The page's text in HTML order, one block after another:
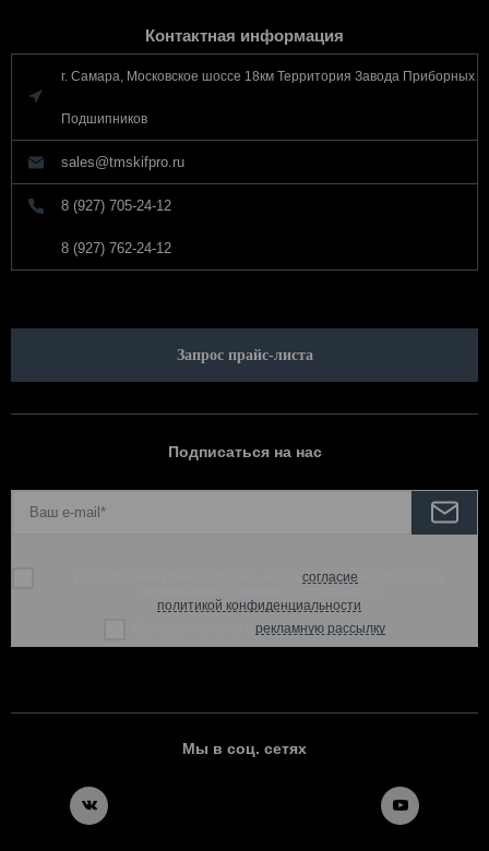
Контактная информация
г. Самара, Московское шоссе 18км Территория Завода Приборных
Подшипников
sales@tmskifpro.ru
8 (927) 705-24-12
8 (927) 762-24-12
Запрос прайс-листа
Подписаться на нас
согласие
политикой конфиденциальности
рекламную рассылку
Мы в соц. сетях